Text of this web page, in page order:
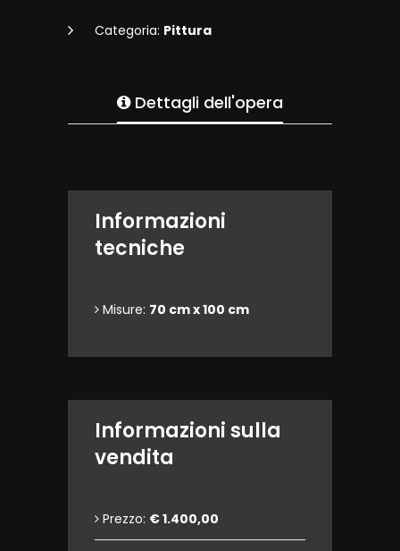
Categoria: Pittura
Dettagli dell'opera
Informazioni
tecniche
Misure: 70 cm x 100 cm
Informazioni sulla
vendita
Prezzo: € 1.400,00